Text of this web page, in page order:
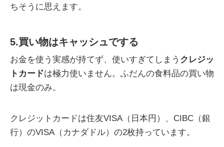
ちそうに思えます。
5.買い物はキャッシュでする
お金を使う実感が持てず、使いすぎてしまう クレジッ
トカードは極力使いません。ふだんの食料品の買い物
は現金のみ。
クレジットカードは住友VISA（日本円）、CIBC（銀
行）のVISA（カナダドル）の2枚持っています。